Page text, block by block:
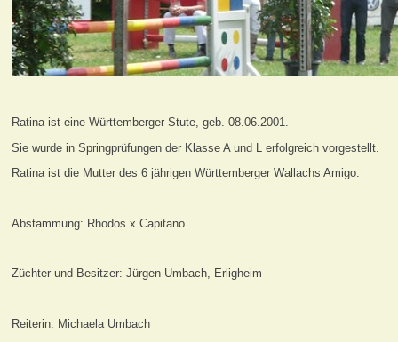
Ratina ist eine Württemberger Stute, geb. 08.06.2001.
Sie wurde in Springprüfungen der Klasse A und L erfolgreich vorgestellt.
Ratina ist die Mutter des 6 jährigen Württemberger Wallachs Amigo.
Abstammung: Rhodos x Capitano
Züchter und Besitzer: Jürgen Umbach, Erligheim
Reiterin: Michaela Umbach